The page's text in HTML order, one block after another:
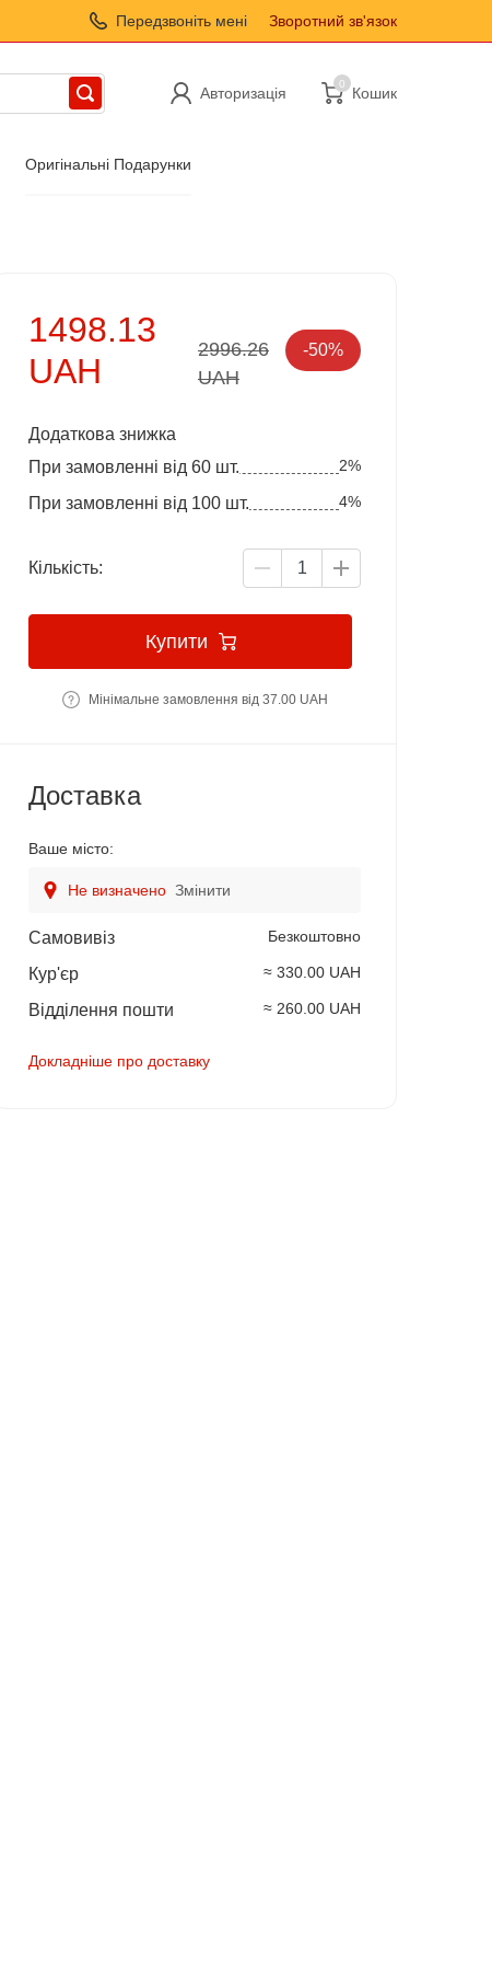
Передзвоніть мені Зворотний зв'язок
Авторизація
0
Кошик
Оригінальні Подарунки
1498.13
UAH
2996.26
UAH
-50%
Додаткова знижка
При замовленні від 60 шт.
2%
При замовленні від 100 шт. 4%
Кількість:
Купити
Мінімальне замовлення від 37.00 UAH
Доставка
Ваше місто:
Не визначено Змінити
Самовивіз Безкоштовно
Кур'єр ≈ 330.00 UAH
Відділення пошти ≈ 260.00 UAH
Докладніше про доставку